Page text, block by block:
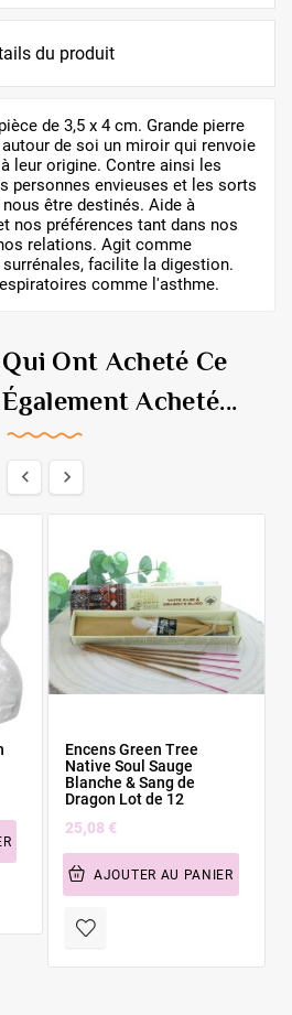
du produit
de 3,5 x 4 cm. Grande pierre
de soi un miroir qui renvoie
leur origine. Contre ainsi les
personnes envieuses et les sorts
être destinés. Aide à
nos préférences tant dans nos
relations. Agit comme
facilite la digestion.
comme l'asthme.
Ont Acheté Ce
Acheté...
 
Encens Green Tree
Native Soul Sauge
Blanche & Sang de
Dragon Lot de 12
25,08 €
AJOUTER AU PANIER